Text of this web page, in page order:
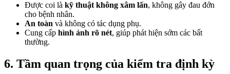
Được coi là kỹ thuật không xâm lấn, không gây đau đớn
cho bệnh nhân.
An toàn và không có tác dụng phụ.
Cung cấp hình ảnh rõ nét, giúp phát hiện sớm các bất
thường.
6. Tầm quan trọng của kiểm tra định kỳ